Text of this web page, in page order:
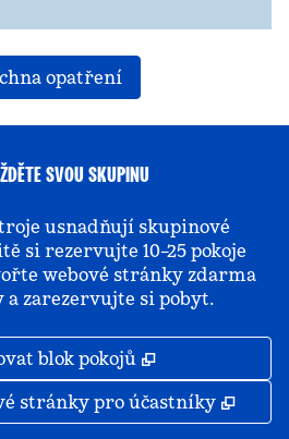
opatření
SVOU SKUPINU
usnadňují skupinové
si rezervujte 10–25 pokoje
webové stránky zdarma
a zarezervujte si pobyt.
blok pokojů ,
stránky pro účastníky ,